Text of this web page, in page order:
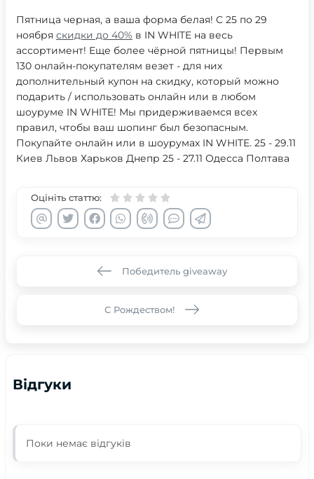
Пятница черная, а ваша форма белая! С 25 по 29
ноября скидки до 40% в IN WHITE на весь
ассортимент! Еще более чёрной пятницы! Первым
130 онлайн-покупателям везет - для них
дополнительный купон на скидку, который можно
подарить / использовать онлайн или в любом
шоуруме IN WHITE! Мы придерживаемся всех
правил, чтобы ваш шопинг был безопасным.
Покупайте онлайн или в шоурумах IN WHITЕ. 25 - 29.11
Киев Львов Харьков Днепр 25 - 27.11 Одесса Полтава
Оцініть статтю:
Победитель giveaway
С Рождеством!
Відгуки
Поки немає відгуків